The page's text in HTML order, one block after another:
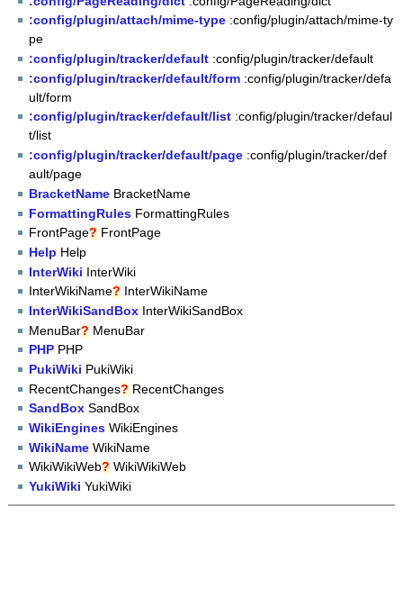
:config/plugin/attach/mime-type :config/plugin/attach/mime-ty
pe
:config/plugin/tracker/default :config/plugin/tracker/default
:config/plugin/tracker/default/form :config/plugin/tracker/defa
ult/form
:config/plugin/tracker/default/list :config/plugin/tracker/defaul
t/list
:config/plugin/tracker/default/page :config/plugin/tracker/def
ault/page
BracketName BracketName
FormattingRules FormattingRules
FrontPage? FrontPage
Help Help
InterWiki InterWiki
InterWikiName? InterWikiName
InterWikiSandBox InterWikiSandBox
MenuBar? MenuBar
PHP PHP
PukiWiki PukiWiki
RecentChanges? RecentChanges
SandBox SandBox
WikiEngines WikiEngines
WikiName WikiName
WikiWikiWeb? WikiWikiWeb
YukiWiki YukiWiki